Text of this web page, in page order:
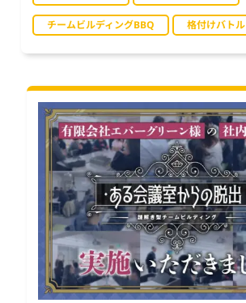
チームビルディングBBQ 格付けバトル